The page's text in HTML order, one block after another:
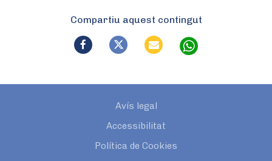
Compartiu aquest contingut
Avís legal
Accessibilitat
Política de Cookies